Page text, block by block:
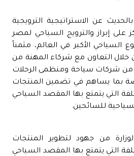
عن الاستراتيجية الترويجية
على إبراز والترويج السياحي لمصر
السياحي الأكبر في العالم، مثمناً
خلال التعاون مع شركاء المهنة من
من شركات سياحة ومنظمى الرحلات
بما يساهم في تضمين المنتجات
التي يتمتع بها المقصد السياحي
للسائحين.
من جهود لتطوير المنتجات
التي يتمتع بها المقصد السياحي